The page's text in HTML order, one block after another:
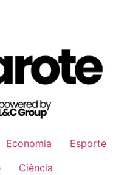
Economia
Esporte
Ciência